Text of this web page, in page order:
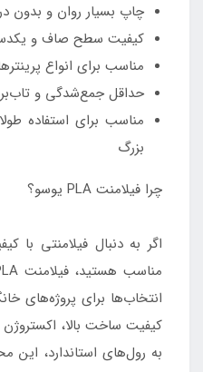
چاپ بسیار روان و بدون
کیفیت سطح صاف و
مناسب برای انواع
حداقل جمع‌شدگی و
مناسب برای استفاده
بزرگ
چرا فیلامنت PLA یوسو؟
اگر به دنبال فیلامنتی با
انتخاب‌ها برای پروژه‌های
کیفیت ساخت بالا،
به رول‌های استاندارد، این